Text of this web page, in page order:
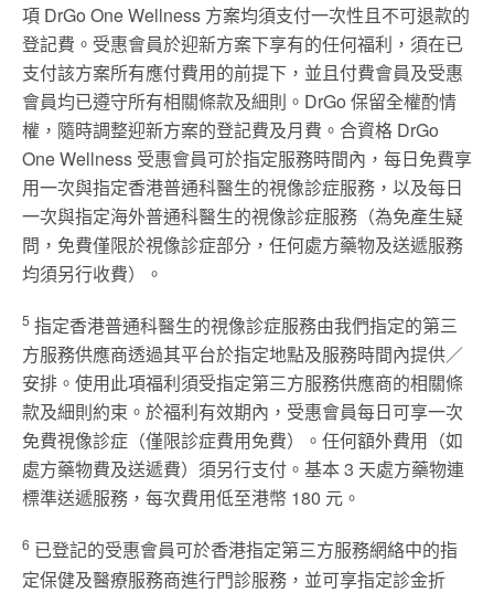
項 DrGo One Wellness 方案均須支付一次性且不可退款的
登記費。受惠會員於迎新方案下享有的任何福利，須在已
支付該方案所有應付費用的前提下，並且付費會員及受惠
會員均已遵守所有相關條款及細則。DrGo 保留全權酌情
權，隨時調整迎新方案的登記費及月費。合資格 DrGo
One Wellness 受惠會員可於指定服務時間內，每日免費享
用一次與指定香港普通科醫生的視像診症服務，以及每日
一次與指定海外普通科醫生的視像診症服務（為免產生疑
問，免費僅限於視像診症部分，任何處方藥物及送遞服務
均須另行收費）。
5 指定香港普通科醫生的視像診症服務由我們指定的第三
方服務供應商透過其平台於指定地點及服務時間內提供／
安排。使用此項福利須受指定第三方服務供應商的相關條
款及細則約束。於福利有效期內，受惠會員每日可享一次
免費視像診症（僅限診症費用免費）。任何額外費用（如
處方藥物費及送遞費）須另行支付。基本 3 天處方藥物連
標準送遞服務，每次費用低至港幣 180 元。
6 已登記的受惠會員可於香港指定第三方服務網絡中的指
定保健及醫療服務商進行門診服務，並可享指定診金折